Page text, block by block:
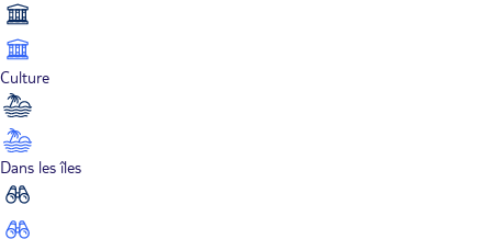
Culture
Dans les îles